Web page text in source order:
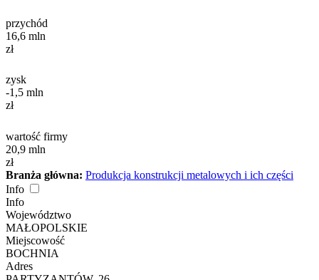
przychód
16,6 mln
zł
zysk
-1,5 mln
zł
wartość firmy
20,9 mln
zł
Branża główna: Produkcja konstrukcji metalowych i ich części
Info
Info
Województwo
MAŁOPOLSKIE
Miejscowość
BOCHNIA
Adres